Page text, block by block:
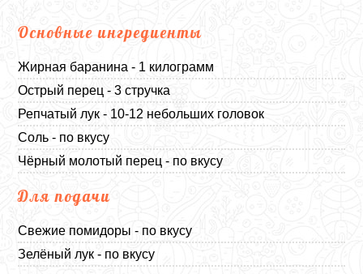
Основные ингредиенты
Жирная баранина - 1 килограмм
Острый перец - 3 стручка
Репчатый лук - 10-12 небольших головок
Соль - по вкусу
Чёрный молотый перец - по вкусу
Для подачи
Свежие помидоры - по вкусу
Зелёный лук - по вкусу